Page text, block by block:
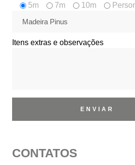
5m
7m 10m
Itens extras e observações
CONTATOS